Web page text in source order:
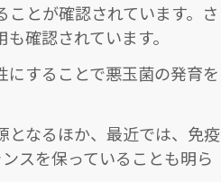
とが確認されています。さ
確認されています。
することで悪玉菌の発育を
となるほか、最近では、免疫
スを保っていることも明ら